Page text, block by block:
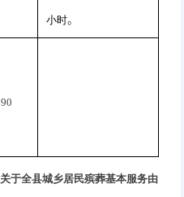
小时。
90
关于全县城乡居民殡葬基本服务由